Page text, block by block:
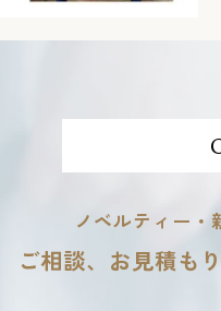
ノベルティー
ご相談、お見積も